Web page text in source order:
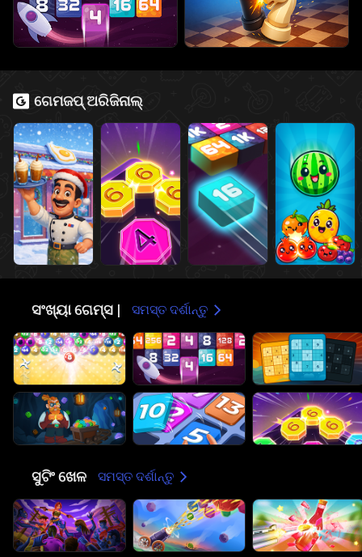
ଗେମଜପ୍ ଅରିଜିନାଲ୍
ସଂଖ୍ୟା ଗେମ୍ସ | ସମସ୍ତ ଦର୍ଶାନ୍ତୁ
ସୁଟିଂ ଖେଳ ସମସ୍ତ ଦର୍ଶାନ୍ତୁ